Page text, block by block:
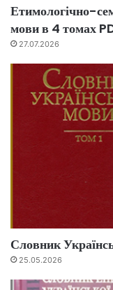
Етимологічно-
мови в 4 томах
27.07.2026
Словник
25.05.2026